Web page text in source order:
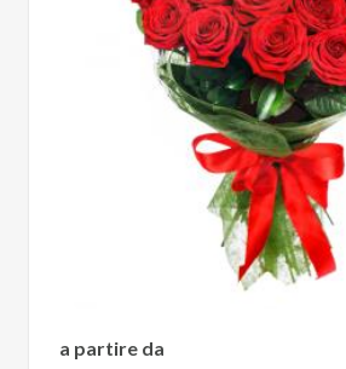
a partire da